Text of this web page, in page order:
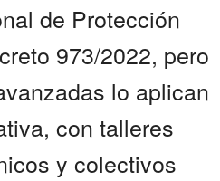
de Protección
973/2022, pero
lo aplican
con talleres
y colectivos